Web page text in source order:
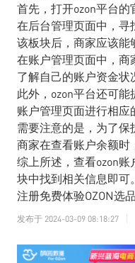
首先，打开ozon平台
在后台管理页面中，
该板块后，商家应该能
在账户管理页面中，
了解自己的账户资金
此外，ozon平台还可
账户管理页面进行相应
需要注意的是，为了
商家在查看账户余额
综上所述，查看ozon
块中找到相关信息即
注册免费体验OZON选
发布于 2024-03-09 08:18:27